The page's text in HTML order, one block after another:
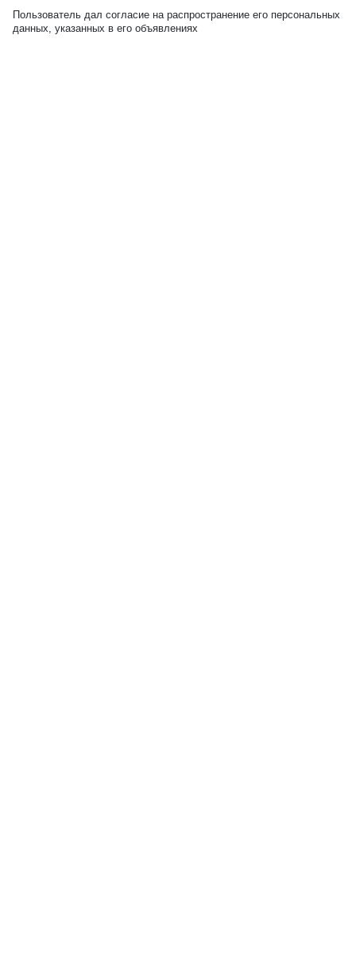
Пользователь дал согласие на распространение его персональных
данных, указанных в его объявлениях